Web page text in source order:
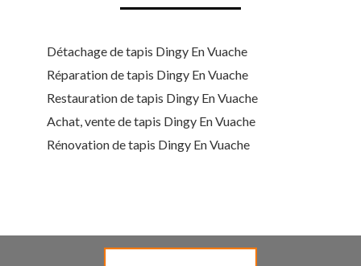
Détachage de tapis Dingy En Vuache
Réparation de tapis Dingy En Vuache
Restauration de tapis Dingy En Vuache
Achat, vente de tapis Dingy En Vuache
Rénovation de tapis Dingy En Vuache